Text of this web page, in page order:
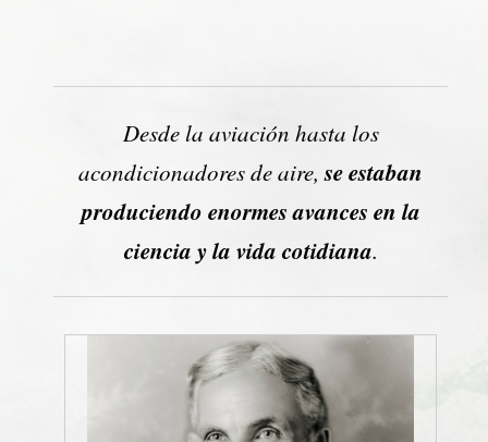
Desde la aviación hasta los
acondicionadores de aire,se estaban
produciendo enormes avances en la
ciencia y la vida cotidiana.